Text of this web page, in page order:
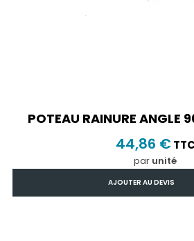
POTEAU RAINURE ANGLE
44,86 € TTC
par unité
AJOUTER AU DEVIS